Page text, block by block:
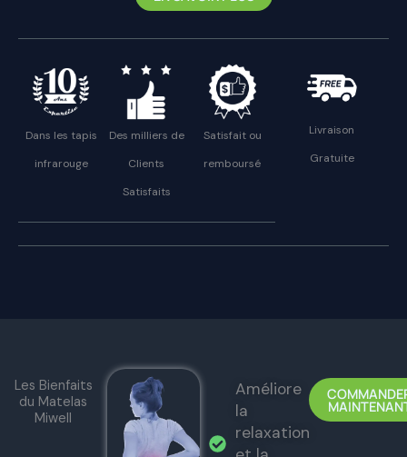
Dans les tapis
infrarouge
Des milliers de
Clients
Satisfaits
Satisfait ou
remboursé
Livraison
Gratuite
Les Bienfaits
du Matelas
Miwell
Améliore
la
relaxation